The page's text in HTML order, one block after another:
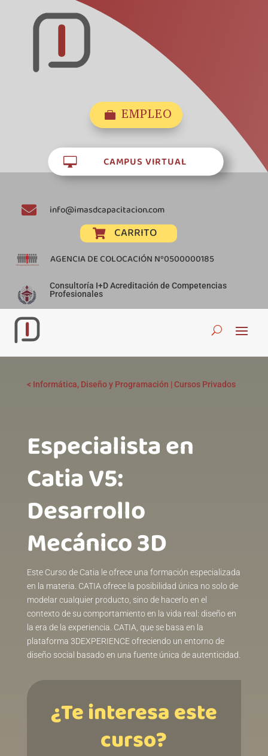
 EMPLEO
 CAMPUS VIRTUAL
 info@imasdcapacitacion.com
 CARRITO
AGENCIA DE COLOCACIÓN Nº0500000185
Consultoría I+D Acreditación de Competencias
Profesionales
< Informática, Diseño y Programación |Cursos Privados
Especialista en
Catia V5:
Desarrollo
Mecánico 3D
Este Curso de Catia le ofrece una formación especializada
en la materia. CATIA ofrece la posibilidad única no solo de
modelar cualquier producto, sino de hacerlo en el
contexto de su comportamiento en la vida real: diseño en
la era de la experiencia. CATIA, que se basa en la
plataforma 3DEXPERIENCE ofreciendo un entorno de
diseño social basado en una fuente única de autenticidad.
¿Te interesa este
curso?